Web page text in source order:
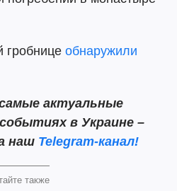
гробнице обнаружили
актуальные
в Украине –
наш Telegram-канал!
также